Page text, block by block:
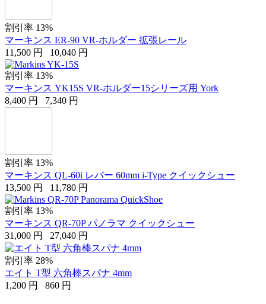
割引率 13%
マーキンス ER-90 VR-ホルダー 拡張レール
11,500 円 10,040 円
割引率 13%
マーキンス YK15S VR-ホルダー15シリーズ用 York
8,400 円 7,340 円
割引率 13%
マーキンス QL-60i レバー 60mm i-Type クイックシュー
13,500 円 11,780 円
割引率 13%
マーキンス QR-70P パノラマ クイックシュー
31,000 円 27,040 円
割引率 28%
エイト T型 六角棒スパナ 4mm
1,200 円 860 円